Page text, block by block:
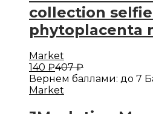
collection
phytoplacenta
Market
140 ₽407₽
Вернем баллами: до 7
Market